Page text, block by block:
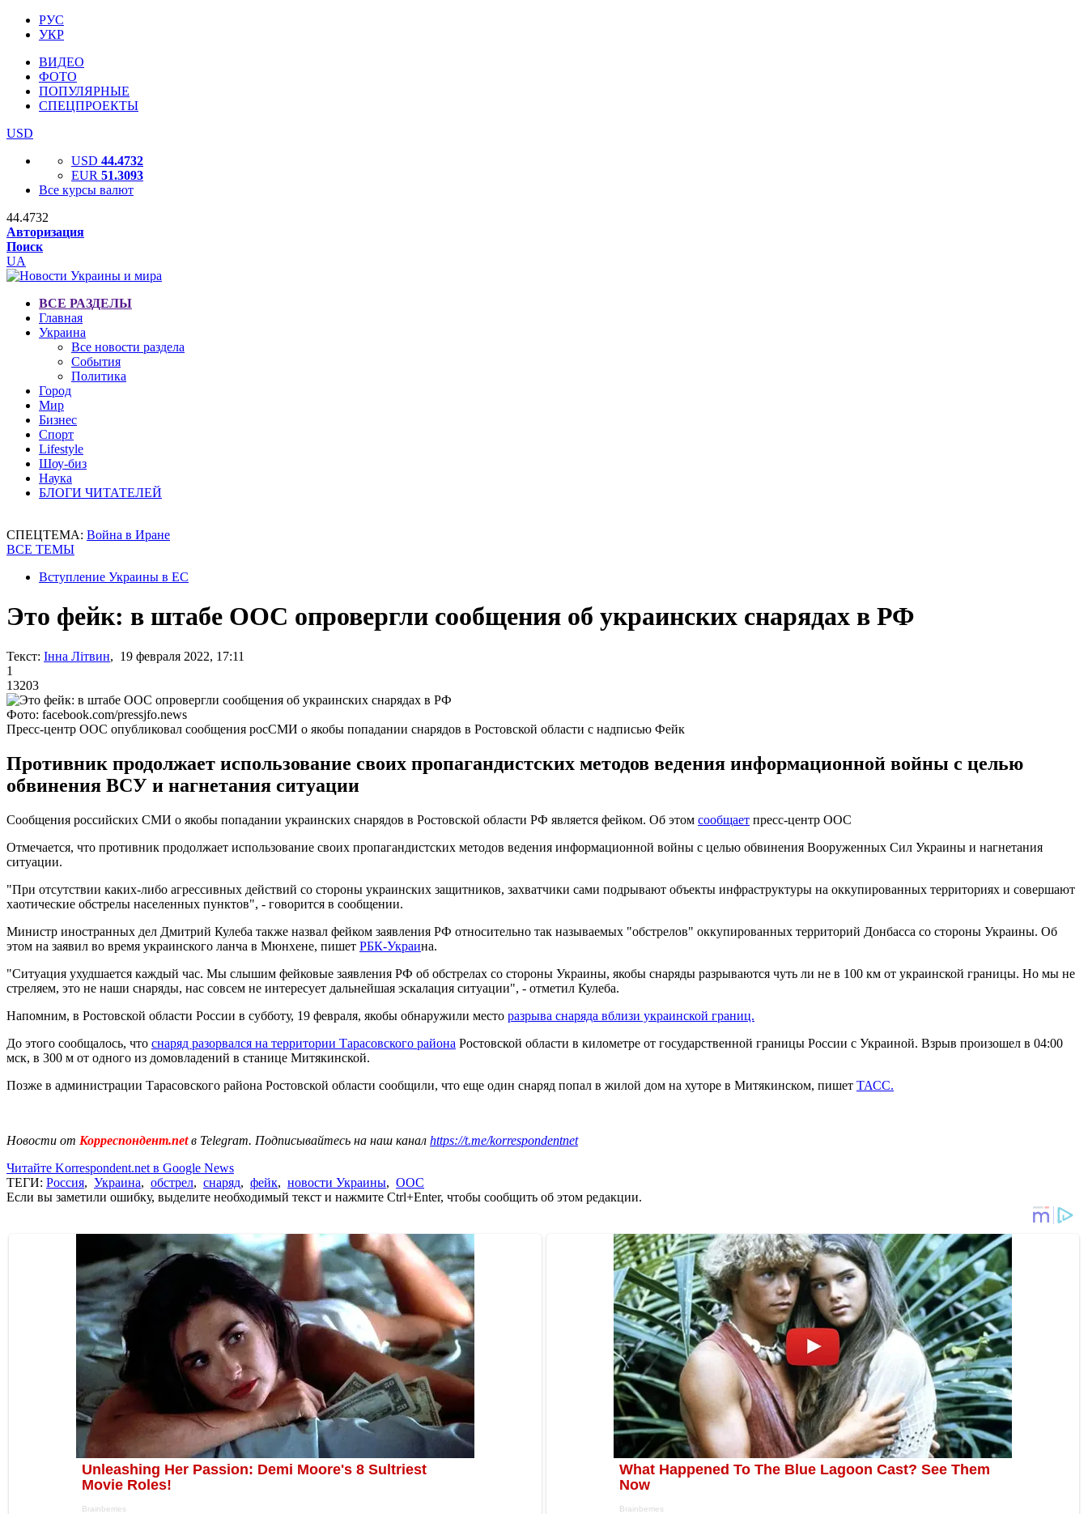
РУС
УКР
ВИДЕО
ФОТО
ПОПУЛЯРНЫЕ
СПЕЦПРОЕКТЫ
USD
USD 44.4732
EUR 51.3093
Все курсы валют
44.4732
Авторизация
Поиск
UA
ВСЕ РАЗДЕЛЫ
Главная
Украина
Все новости раздела
События
Политика
Город
Мир
Бизнес
Спорт
Lifestyle
Шоу-биз
Наука
БЛОГИ ЧИТАТЕЛЕЙ
СПЕЦТЕМА: Война в Иране
ВСЕ ТЕМЫ
Вступление Украины в ЕС
Это фейк: в штабе ООС опровергли сообщения об украинских снарядах в РФ
Текст: Інна Літвин, 19 февраля 2022, 17:11
1
13203
Фото: facebook.com/pressjfo.news
Пресс-центр ООС опубликовал сообщения росСМИ о якобы попадании снарядов в Ростовской области с надписью Фейк
Противник продолжает использование своих пропагандистских методов ведения информационной войны с целью
обвинения ВСУ и нагнетания ситуации
Сообщения российских СМИ о якобы попадании украинских снарядов в Ростовской области РФ является фейком. Об этом сообщает пресс-центр ООС
Отмечается, что противник продолжает использование своих пропагандистских методов ведения информационной войны с целью обвинения Вооруженных Сил Украины и нагнетания
ситуации.
"При отсутствии каких-либо агрессивных действий со стороны украинских защитников, захватчики сами подрывают объекты инфраструктуры на оккупированных территориях и совершают
хаотические обстрелы населенных пунктов", - говорится в сообщении.
Министр иностранных дел Дмитрий Кулеба также назвал фейком заявления РФ относительно так называемых "обстрелов" оккупированных территорий Донбасса со стороны Украины. Об
этом на заявил во время украинского ланча в Мюнхене, пишет РБК-Украина.
"Ситуация ухудшается каждый час. Мы слышим фейковые заявления РФ об обстрелах со стороны Украины, якобы снаряды разрываются чуть ли не в 100 км от украинской границы. Но мы не
стреляем, это не наши снаряды, нас совсем не интересует дальнейшая эскалация ситуации", - отметил Кулеба.
Напомним, в Ростовской области России в субботу, 19 февраля, якобы обнаружили место разрыва снаряда вблизи украинской границ.
До этого сообщалось, что снаряд разорвался на территории Тарасовского района Ростовской области в километре от государственной границы России с Украиной. Взрыв произошел в 04:00
мск, в 300 м от одного из домовладений в станице Митякинской.
Позже в администрации Тарасовского района Ростовской области сообщили, что еще один снаряд попал в жилой дом на хуторе в Митякинском, пишет ТАСС.
Новости от Корреспондент.netв Telegram. Подписывайтесь на наш канал https://t.me/korrespondentnet
Читайте Korrespondent.net в Google News
ТЕГИ: Россия, Украина, обстрел, снаряд, фейк, новости Украины, ООС
Если вы заметили ошибку, выделите необходимый текст и нажмите Ctrl+Enter, чтобы сообщить об этом редакции.